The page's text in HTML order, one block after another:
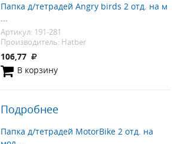
Папка д/тетрадей Angry birds 2 отд. на м
...
Артикул: 191-281
Производитель: Hatber
106,77
В корзину
Подробнее
Папка д/тетрадей MotorBike 2 отд. на